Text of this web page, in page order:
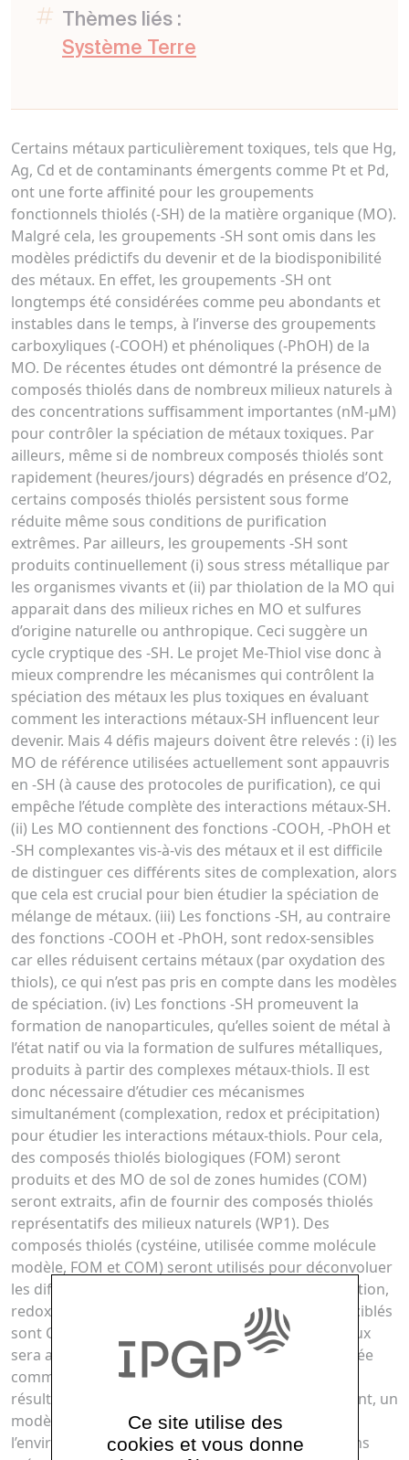
Thèmes liés :
Système Terre
Certains métaux particulièrement toxiques, tels que Hg,
Ag, Cd et de contaminants émergents comme Pt et Pd,
ont une forte affinité pour les groupements
fonctionnels thiolés (-SH) de la matière organique (MO).
Malgré cela, les groupements -SH sont omis dans les
modèles prédictifs du devenir et de la biodisponibilité
des métaux. En effet, les groupements -SH ont
longtemps été considérées comme peu abondants et
instables dans le temps, à l’inverse des groupements
carboxyliques (-COOH) et phénoliques (-PhOH) de la
MO. De récentes études ont démontré la présence de
composés thiolés dans de nombreux milieux naturels à
des concentrations suffisamment importantes (nM-µM)
pour contrôler la spéciation de métaux toxiques. Par
ailleurs, même si de nombreux composés thiolés sont
rapidement (heures/jours) dégradés en présence d’O2,
certains composés thiolés persistent sous forme
réduite même sous conditions de purification
extrêmes. Par ailleurs, les groupements -SH sont
produits continuellement (i) sous stress métallique par
les organismes vivants et (ii) par thiolation de la MO qui
apparait dans des milieux riches en MO et sulfures
d’origine naturelle ou anthropique. Ceci suggère un
cycle cryptique des -SH. Le projet Me-Thiol vise donc à
mieux comprendre les mécanismes qui contrôlent la
spéciation des métaux les plus toxiques en évaluant
comment les interactions métaux-SH influencent leur
devenir. Mais 4 défis majeurs doivent être relevés : (i) les
MO de référence utilisées actuellement sont appauvris
en -SH (à cause des protocoles de purification), ce qui
empêche l’étude complète des interactions métaux-SH.
(ii) Les MO contiennent des fonctions -COOH, -PhOH et
-SH complexantes vis-à-vis des métaux et il est difficile
de distinguer ces différents sites de complexation, alors
que cela est crucial pour bien étudier la spéciation de
mélange de métaux. (iii) Les fonctions -SH, au contraire
des fonctions -COOH et -PhOH, sont redox-sensibles
car elles réduisent certains métaux (par oxydation des
thiols), ce qui n’est pas pris en compte dans les modèles
de spéciation. (iv) Les fonctions -SH promeuvent la
formation de nanoparticules, qu’elles soient de métal à
l’état natif ou via la formation de sulfures métalliques,
produits à partir des complexes métaux-thiols. Il est
donc nécessaire d’étudier ces mécanismes
simultanément (complexation, redox et précipitation)
pour étudier les interactions métaux-thiols. Pour cela,
des composés thiolés biologiques (FOM) seront
produits et des MO de sol de zones humides (COM)
seront extraits, afin de fournir des composés thiolés
représentatifs des milieux naturels (WP1). Des
composés thiolés (cystéine, utilisée comme molécule
modèle, FOM et COM) seront utilisés pour déconvoluer
les différents mécanismes d’interaction (complexation,
redox et précipitation) métaux-thiols. Les métaux ciblés
sont Cu(0, I, II), Cd(II) et Ag(0, I), mais liste de métaux
sera allongée pour la cystéine (WP2) qui sera utilisée
comme composé de référence pour extrapoler les
résultats de ce projet à d’autres métaux ; Finalement, un
modèle prédictif de la spéciation des métaux dans
l’environnement prenant en compte les interactions
Ce site utilise des
cookies et vous donne